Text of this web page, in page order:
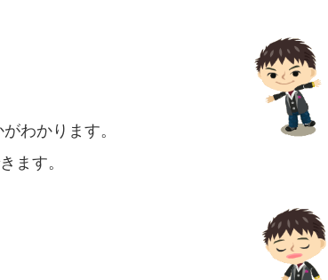
わかります。
ます。